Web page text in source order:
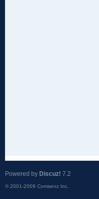
Powered by Discuz! 7.2
© 2001-2009 Comsenz Inc.